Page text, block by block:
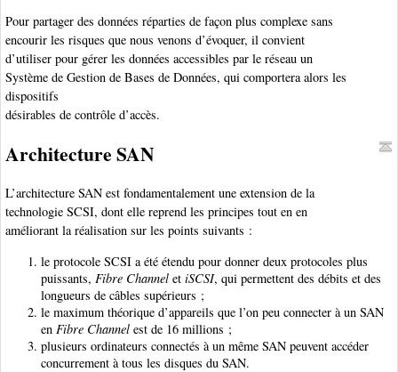
Pour partager des données réparties de façon plus complexe sans
encourir les risques que nous venons d’évoquer, il convient
d’utiliser pour gérer les données accessibles par le réseau un
Système de Gestion de Bases de Données, qui comportera alors les
dispositifs
désirables de contrôle d’accès.
Architecture SAN
L’architecture SAN est fondamentalement une extension de la
technologie SCSI, dont elle reprend les principes tout en en
améliorant la réalisation sur les points suivants :
le protocole SCSI a été étendu pour donner deux protocoles plus
puissants, Fibre Channel et iSCSI, qui permettent des débits et des
longueurs de câbles supérieurs ;
le maximum théorique d’appareils que l’on peu connecter à un SAN
en Fibre Channel est de 16 millions ;
plusieurs ordinateurs connectés à un même SAN peuvent accéder
concurrement à tous les disques du SAN.